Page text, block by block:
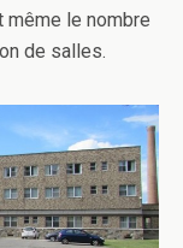
même le nombre
de salles.